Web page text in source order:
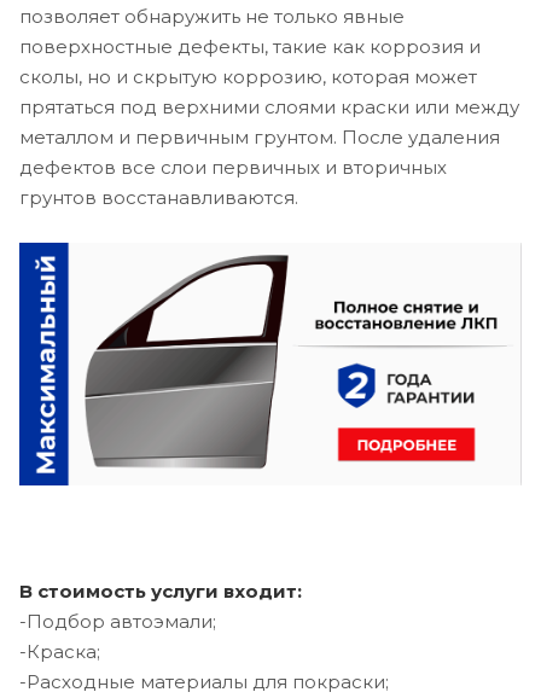
позволяет обнаружить не только явные
поверхностные дефекты, такие как коррозия и
сколы, но и скрытую коррозию, которая может
прятаться под верхними слоями краски или между
металлом и первичным грунтом. После удаления
дефектов все слои первичных и вторичных
грунтов восстанавливаются.
В стоимость услуги входит:
-Подбор автоэмали;
-Краска;
-Расходные материалы для покраски;